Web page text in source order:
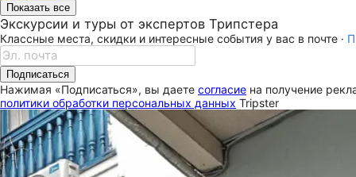
Показать все
Экскурсии и туры от экспертов Трипстера
Классные места, скидки и интересные события у вас в почте ·
Подписаться
Нажимая «Подписаться», вы даете согласие на получение
политики обработки персональных данных Tripster